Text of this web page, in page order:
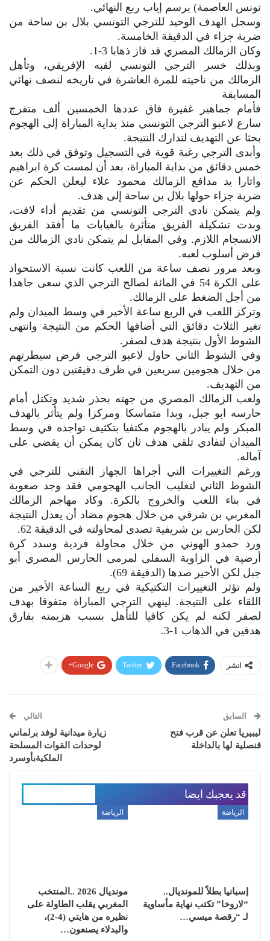
تونس العاصمة) برسم إياب ربع النهائي.
وسجل الهدف الوحيد للترجي التونسي بلال بن ساحة من
ضربة جزاء في الدقيقة الخامسة.
وكان الزمالك المصري قد فاز ذهابا 3-1.
وبذلك خسر الترجي التونسي لقبه الإفريقي، وتأهل
الزمالك من ناحيته للمرة العاشرة في تاريخه لنصف نهائي
المسابقة
فأمام جماهير غفيرة فاق عددها الخمسين ألف متفرج
سارع لاعبو الترجي التونسي منذ بداية المباراة إلى الهجوم
بحثا عن التهديف لتدارك النتيجة.
وأبدى الترجي رغبة قوية في التسجيل وتوفق في ذلك بعد
خمس دقائق من بداية المباراة، بعد أن لمست كرة ابراهيم
واتارا يد مدافع الزمالك محمود علاء ليعلن الحكم عن
ضربة جزاء حولها بلال بن ساحة إلى هدف.
ولم يتمكن نادي الترجي التونسي من تقديم أداء لافت،
وبدت تشكيلة الفريق متأثرة بالغيابات ما أفقد الفريق
الانسجام اللازم. وفي المقابل لم يتمكن نادي الزمالك من
فرض أسلوب لعبه.
وبعد مرور نصف ساعة من اللعب كانت نسبة الاستحواذ
على الكرة 54 في المائة لصالح الترجي الذي سعى جاهدا
من أجل الضغط على الزمالك.
وتركز اللعب في الربع ساعة الأخير في وسط الميدان ولم
تغير الثلاث دقائق التي أضافها الحكم من النتيجة وانتهى
الشوط الأول بنتيجة هدف لصفر.
وفي الشوط الثاني حاول لاعبو الترجي فرض سيطرتهم
من خلال هجومين سريعين في ظرف دقيقتين دون التمكن
من التهديف.
ولعب الزمالك المصري من جهته بحذر شديد وتكتل أمام
حارسه ابو جبل، وبدا متماسكا ومركزا ولم يتأثر بالهدف
المبكر ولم يبادر بالهجوم مكتفيا بتكثيف تواجده في وسط
الميدان لتفادي تلقي هدف ثان كان يمكن أن يقضي على
آماله.
ورغم التغييرات التي أجراها الجهاز التقني للترجي في
الشوط الثاني لتغليب الجانب الهجومي فقد وجد صعوبة
في بناء اللعب والخروج بالكرة. وكاد مهاجم الزمالك
المغربي بن شرقي من خلال هجوم مضاد أن يعدل النتيجة
لكن الحارس بن شريفية تصدى لمحاولته في الدقيقة 62.
ورد حمدو الهوني من خلال محاولة فردية وسدد كرة
أرضية في الزاوية السفلى لمرمى الحارس المصري أبو
جبل لكن الأخير صدها (الدقيقة 69).
ولم تؤثر التغييرات التكتيكية في ربع الساعة الأخير من
اللقاء على النتيجة. لينهي الترجي المباراة متفوقا بهدف
لصفر لكنه لم يكن كافيا للتأهل بسبب هزيمته بفارق
هدفين في الذهاب 1-3.
انشر Facebook
Twitter
Google+
السابق
ليبيريا تعلن عن قرب فتح
قنصلية لها بالداخلة
التالي
زيارة ميدانية لوفد برلماني
لوحدات القوات المسلحة
الملكيةبأوسرد
قد يعجبك ايضا
الرياضة
إسبانيا بطلاً للمونديال..
“لاروخا” تكتب نهاية مأساوية
لـ “رقصة ميسي…
الرياضة
مونديال 2026 ..المنتخب
المغربي يقلب الطاولة على
نظيره من هايتي (4-2)،
والبدلاء يصنعون…